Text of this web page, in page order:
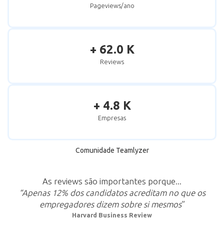
Pageviews/ano
+ 62.0 K
Reviews
+ 4.8 K
Empresas
Comunidade Teamlyzer
As reviews são importantes porque...
“Apenas 12% dos candidatos acreditam no que os
empregadores dizem sobre si mesmos”
Harvard Business Review